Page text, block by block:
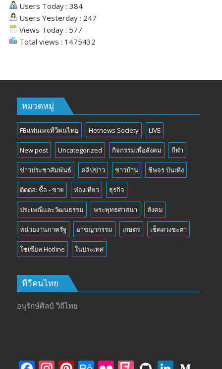
Users Today : 384
Users Yesterday : 247
Views Today : 577
Total views : 1475432
หมวดหมู่
FBแฟนเพจทีวีคนไทย Hotnews Society LIVE
New post Uncategorized กิจกรรมเพื่อสังคม กีฬา
ข่าวประชาสัมพันธ์ คลิปข่าว ชาวบ้าน ชีพจร บันเทิง
ติดต่อ: ซื้อ - ขาย ท่องเที่ยว ธุรกิจ
ประเพณีและวัฒนธรรม พระพุทธศาสนา สังคม
หน่วยงานภาครัฐ อาชญากรรม เกษตร เช็คดวงชะตา
โซเซียล Hotline ในประเทศ
ทีวีคนไทย
อนุรักษ์ศิลป์ วิถีไทย